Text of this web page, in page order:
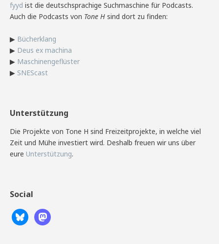
fyyd ist die deutschsprachige Suchmaschine für Podcasts.
Auch die Podcasts von Tone H sind dort zu finden:
▶ Bücherklang
▶ Deus ex machina
▶ Maschinengeflüster
▶ SNEScast
Unterstützung
Die Projekte von Tone H sind Freizeitprojekte, in welche viel
Zeit und Mühe investiert wird. Deshalb freuen wir uns über
eure Unterstützung.
Social